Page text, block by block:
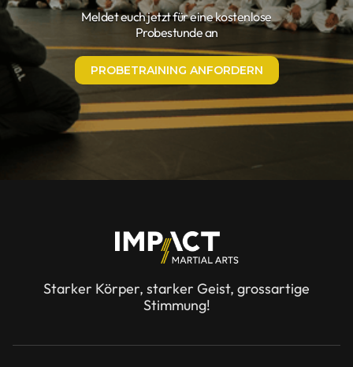
Meldet euch jetzt für eine kostenlose
Probestunde an
PROBETRAINING ANFORDERN
Starker Körper, starker Geist, grossartige
Stimmung!